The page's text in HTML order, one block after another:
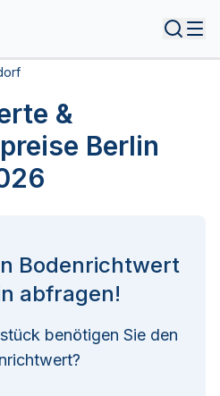
&
Berlin
Bodenrichtwert
abfragen!
benötigen Sie den